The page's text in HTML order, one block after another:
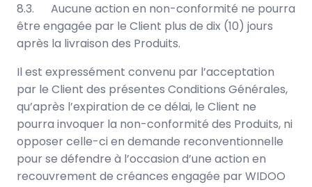
8.3. Aucune action en non-conformité ne pourra
être engagée par le Client plus de dix (10) jours
après la livraison des Produits.
Il est expressément convenu par l’acceptation
par le Client des présentes Conditions Générales,
qu’après l’expiration de ce délai, le Client ne
pourra invoquer la non-conformité des Produits, ni
opposer celle-ci en demande reconventionnelle
pour se défendre à l’occasion d’une action en
recouvrement de créances engagée par WIDOO